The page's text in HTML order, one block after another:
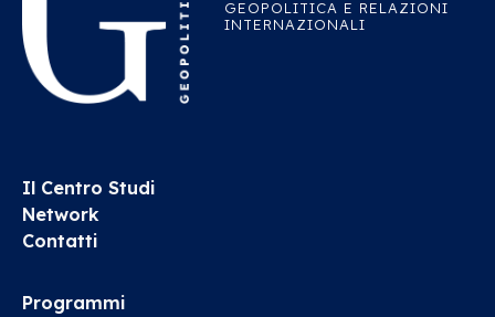
GEOPOLITICA E RELAZIONI
INTERNAZIONALI
Il Centro Studi
Network
Contatti
Programmi